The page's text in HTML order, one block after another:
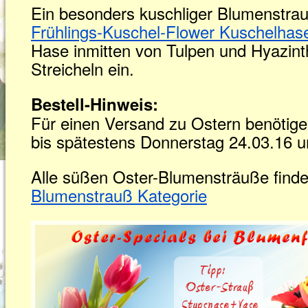
Ein besonders kuschliger
Frühlings-Kuschel-Flower
Hase inmitten von Tulpen und
Streicheln ein.
Bestell-Hinweis:
Für einen Versand zu Ostern
bis spätestens Donnerstag 24.03.16
Alle süßen Oster-Blumensträuße
Blumenstrauß Kategorie